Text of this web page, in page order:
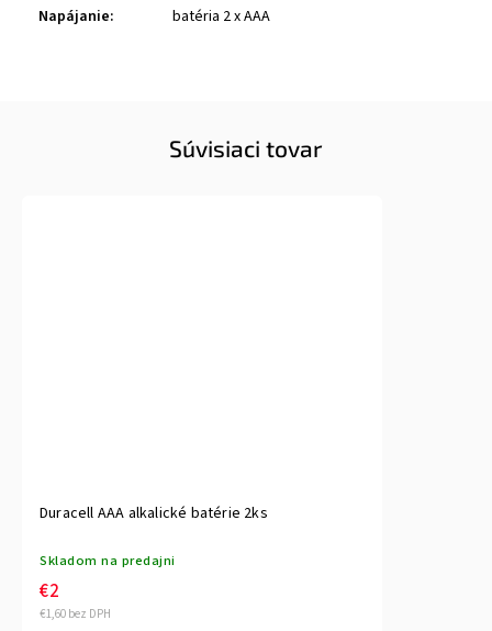
Napájanie: batéria 2 x AAA
Súvisiaci tovar
Duracell AAA alkalické batérie 2ks
Skladom na predajni
€1,60 bez DPH
€2